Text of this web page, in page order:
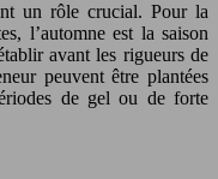
un rôle crucial. Pour la
l’automne est la saison
avant les rigueurs de
peuvent être plantées
de gel ou de forte